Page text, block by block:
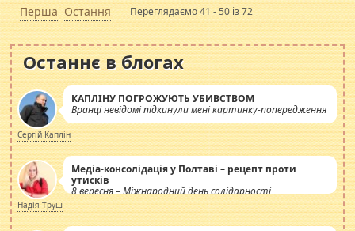
Перша Остання Переглядаємо 41 - 50 із 72
Останнє в блогах
КАПЛІНУ ПОГРОЖУЮТЬ УБИВСТВОМ
Вранці невідомі підкинули мені картинку-попередження
Сергій Каплін
Медіа-консолідація у Полтаві – рецепт проти
утисків
8 вересня – Міжнародний день солідарності
журналістів.
Надія Труш